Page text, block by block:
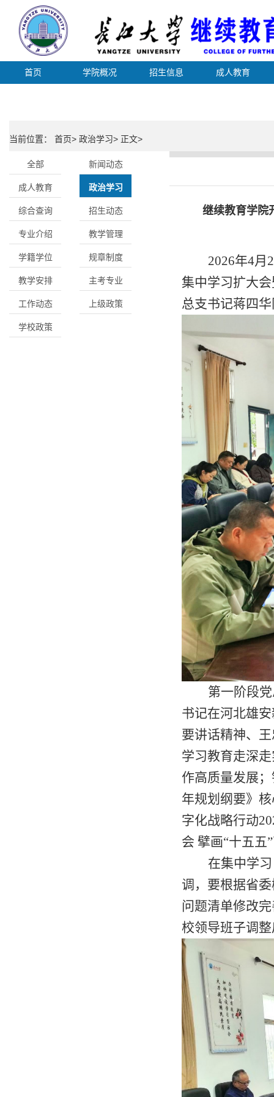
首页 学院概况 招生信息 成人教育
当前位置： 首页> 政治学习> 正文>
全部 新闻动态
成人教育 政治学习
综合查询 招生动态
专业介绍 教学管理
学籍学位 规章制度
教学安排 主考专业
工作动态 上级政策
学校政策
继续教育学院
2026年4月
集中学习扩大会
总支书记蒋四华
第一阶段
书记在河北雄
要讲话精神、
学习教育走深
作高质量发展；
年规划纲要》
字化战略行动
会 擘画“十五五
在集中学
调，要根据省
问题清单修改
校领导班子调